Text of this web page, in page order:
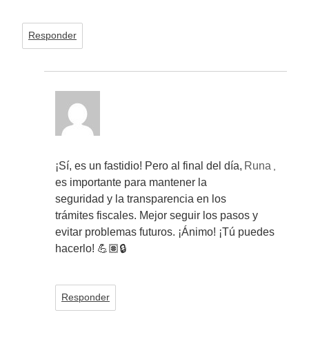
Responder
Runa
¡Sí, es un fastidio! Pero al final del día,
es importante para mantener la
seguridad y la transparencia en los
trámites fiscales. Mejor seguir los pasos y
evitar problemas futuros. ¡Ánimo! ¡Tú puedes
hacerlo! 💪🏽🔒
Responder